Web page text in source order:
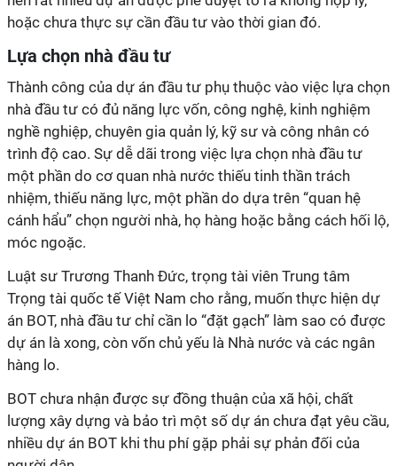
hoặc chưa thực sự cần đầu tư vào thời gian đó.
Lựa chọn nhà đầu tư
Thành công của dự án đầu tư phụ thuộc vào việc lựa chọn
nhà đầu tư có đủ năng lực vốn, công nghệ, kinh nghiệm
nghề nghiệp, chuyên gia quản lý, kỹ sư và công nhân có
trình độ cao. Sự dễ dãi trong việc lựa chọn nhà đầu tư
một phần do cơ quan nhà nước thiếu tinh thần trách
nhiệm, thiếu năng lực, một phần do dựa trên “quan hệ
cánh hẩu” chọn người nhà, họ hàng hoặc bằng cách hối lộ,
móc ngoặc.
Luật sư Trương Thanh Đức, trọng tài viên Trung tâm
Trọng tài quốc tế Việt Nam cho rằng, muốn thực hiện dự
án BOT, nhà đầu tư chỉ cần lo “đặt gạch” làm sao có được
dự án là xong, còn vốn chủ yếu là Nhà nước và các ngân
hàng lo.
BOT chưa nhận được sự đồng thuận của xã hội, chất
lượng xây dựng và bảo trì một số dự án chưa đạt yêu cầu,
nhiều dự án BOT khi thu phí gặp phải sự phản đối của